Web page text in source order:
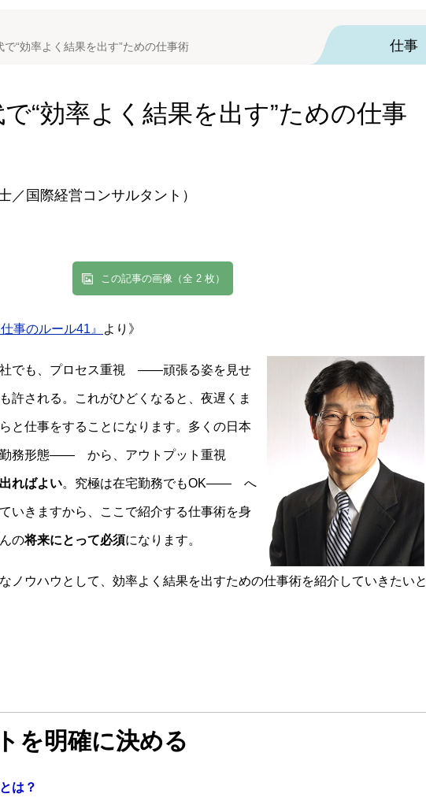
で“効率よく結果を出す”ための仕事術 仕事
“効率よく結果を出す”ための仕事
／国際経営コンサルタント）
この記事の画像（全 2 枚）
事のルール41』 より》
社でも、プロセス重視 ――頑張る姿を見せ
許される。これがひどくなると、夜遅くま
と仕事をすることになります。多くの日本
勤務形態―― から、アウトプット重視
ればよい。究極は在宅勤務でもOK―― へ
いきますから、ここで紹介する仕事術を身
の将来にとって必須になります。
ノウハウとして、効率よく結果を出すための仕事術を紹介していきたいと
を明確に決める
は？